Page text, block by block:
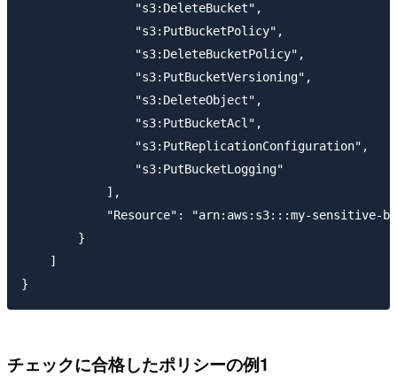
                "s3:DeleteBucket",
                "s3:PutBucketPolicy",
                "s3:DeleteBucketPolicy",
                "s3:PutBucketVersioning",
                "s3:DeleteObject",
                "s3:PutBucketAcl",
                "s3:PutReplicationConfiguration",
                "s3:PutBucketLogging"
            ],
"Resource": "arn:aws:s3:::my-sensitive-
        }
    ]
チェックに合格したポリシーの例1